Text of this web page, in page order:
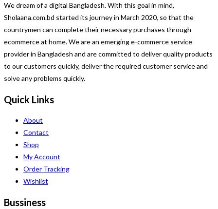
We dream of a digital Bangladesh. With this goal in mind,
Sholaana.com.bd started its journey in March 2020, so that the
countrymen can complete their necessary purchases through
ecommerce at home. We are an emerging e-commerce service
provider in Bangladesh and are committed to deliver quality products
to our customers quickly, deliver the required customer service and
solve any problems quickly.
Quick Links
About
Contact
Shop
My Account
Order Tracking
Wishlist
Bussiness